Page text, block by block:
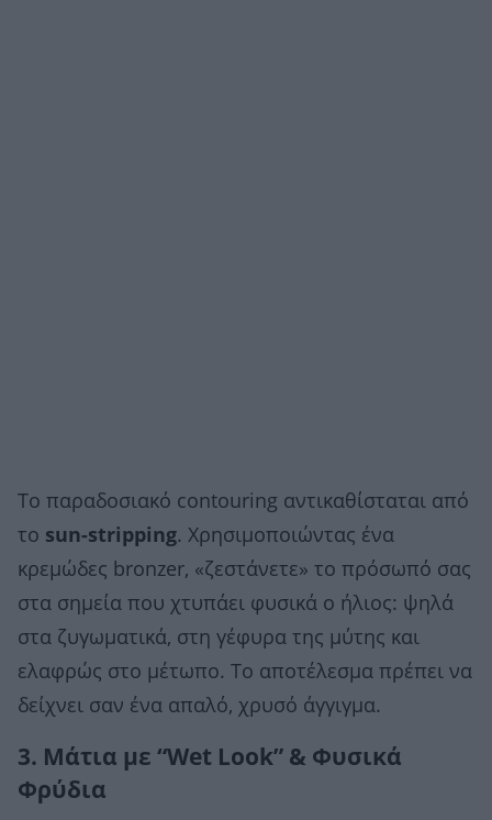
Το παραδοσιακό contouring αντικαθίσταται από
το sun-stripping. Χρησιμοποιώντας ένα
κρεμώδες bronzer, «ζεστάνετε» το πρόσωπό σας
στα σημεία που χτυπάει φυσικά ο ήλιος: ψηλά
στα ζυγωματικά, στη γέφυρα της μύτης και
ελαφρώς στο μέτωπο. Το αποτέλεσμα πρέπει να
δείχνει σαν ένα απαλό, χρυσό άγγιγμα.
3. Μάτια με “Wet Look” & Φυσικά
Φρύδια